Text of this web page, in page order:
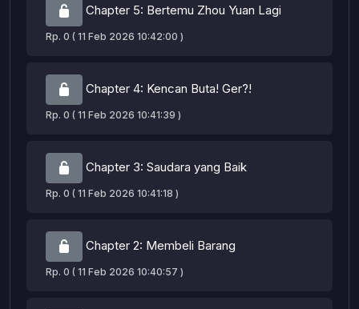
Chapter 5: Bertemu Zhou Yuan Lagi
Rp. 0 ( 11 Feb 2026 10:42:00 )
Chapter 4: Kencan Buta! Ger?!
Rp. 0 ( 11 Feb 2026 10:41:39 )
Chapter 3: Saudara yang Baik
Rp. 0 ( 11 Feb 2026 10:41:18 )
Chapter 2: Membeli Barang
Rp. 0 ( 11 Feb 2026 10:40:57 )